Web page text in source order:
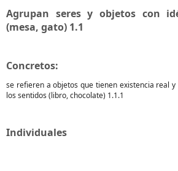
Agrupan seres y objetos con
(mesa, gato) 1.1
Concretos:
se refieren a objetos que tienen existencia real
los sentidos (libro, chocolate) 1.1.1
Individuales